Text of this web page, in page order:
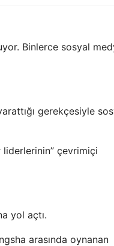
Binlerce sosyal
gerekçesiyle
çevrimiçi
yol açtı.
arasında oynanan